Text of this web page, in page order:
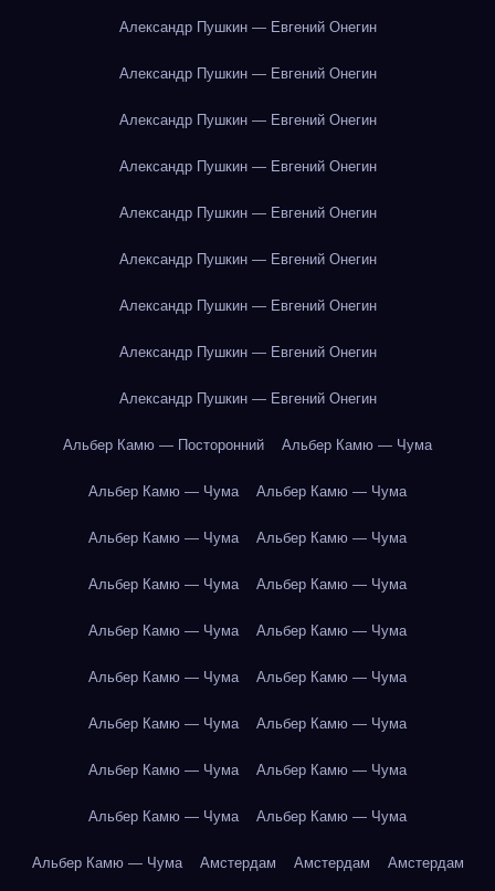
Александр Пушкин — Евгений Онегин
Александр Пушкин — Евгений Онегин
Александр Пушкин — Евгений Онегин
Александр Пушкин — Евгений Онегин
Александр Пушкин — Евгений Онегин
Александр Пушкин — Евгений Онегин
Александр Пушкин — Евгений Онегин
Александр Пушкин — Евгений Онегин
Александр Пушкин — Евгений Онегин
Альбер Камю — Посторонний Альбер Камю — Чума
Альбер Камю — Чума Альбер Камю — Чума
Альбер Камю — Чума Альбер Камю — Чума
Альбер Камю — Чума Альбер Камю — Чума
Альбер Камю — Чума Альбер Камю — Чума
Альбер Камю — Чума Альбер Камю — Чума
Альбер Камю — Чума Альбер Камю — Чума
Альбер Камю — Чума Альбер Камю — Чума
Альбер Камю — Чума Альбер Камю — Чума
Альбер Камю — Чума Амстердам Амстердам Амстердам